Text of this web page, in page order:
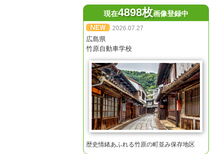
現在4898枚画像登録中
2026.07.27
広島県
竹原自動車学校
歴史情緒あふれる竹原の町並み保存地区